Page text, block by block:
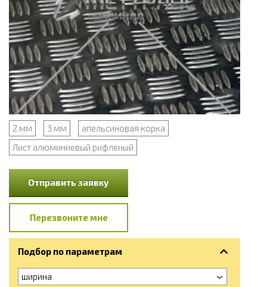
2 мм 3 мм
апельсиновая корка
Лист алюминиевый рифленый
Отправить заявку
Перезвоните мне
Подбор по параметрам
ширина